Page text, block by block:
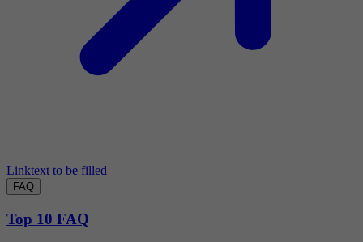
Linktext to be filled
FAQ
Top 10 FAQ